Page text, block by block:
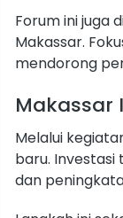
Forum ini juga
Makassar.
mendorong
Makassar
Melalui
baru.
dan